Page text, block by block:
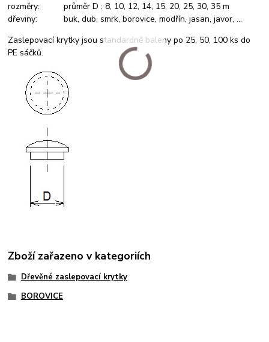
rozměry: průměr D : 8, 10, 12, 14, 15, 20, 25, 30, 35 m
dřeviny: buk, dub, smrk, borovice, modřín, jasan, javor, ...
Zaslepovací krytky jsou standardně baleny po 25, 50, 100 ks do
PE sáčků.
Zboží zařazeno v kategoriích
Dřevěné zaslepovací krytky
BOROVICE